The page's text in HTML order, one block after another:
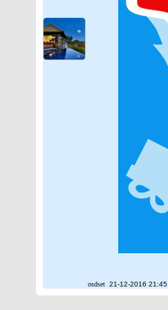
osdset 21-12-2016 21:45